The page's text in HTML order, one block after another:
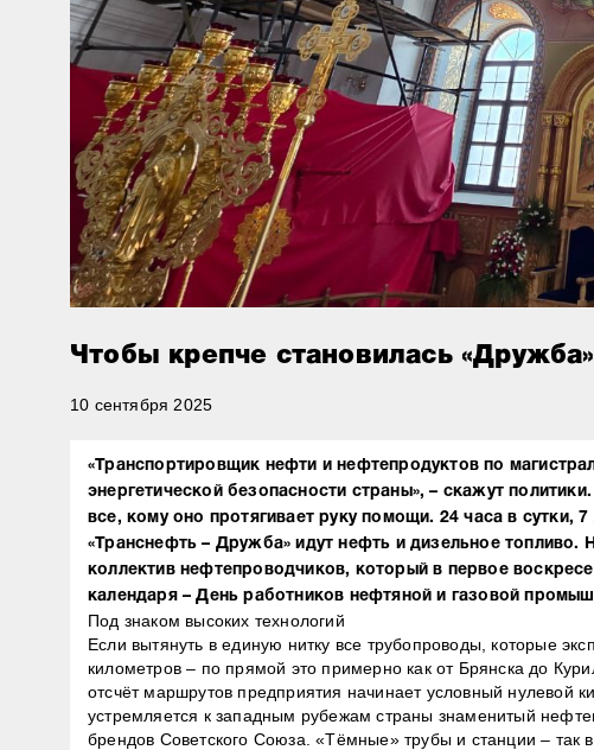
Чтобы крепче становилась «Дружба»
10 сентября 2025
«Транспортировщик нефти и нефтепродуктов по
энергетической безопасности страны», – скажут
все, кому оно протягивает руку помощи. 24 часа в сутки,
«Транснефть – Дружба» идут нефть и дизельное
коллектив нефтепроводчиков, который в первое
календаря – День работников нефтяной и газовой
Под знаком высоких технологий
Если вытянуть в единую нитку все трубопроводы, которые
километров – по прямой это примерно как от Брянска до
отсчёт маршрутов предприятия начинает условный
устремляется к западным рубежам страны знаменитый
брендов Советского Союза. «Тёмные» трубы и станции –